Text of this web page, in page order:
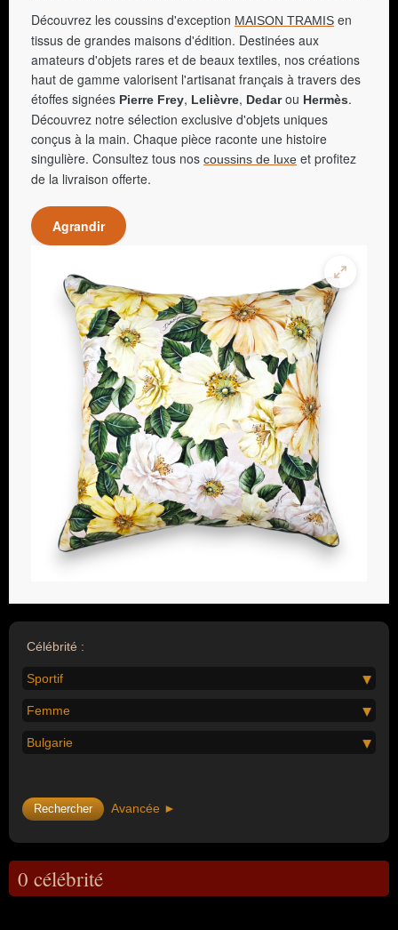
Découvrez les coussins d'exception MAISON TRAMIS en
tissus de grandes maisons d'édition. Destinées aux
amateurs d'objets rares et de beaux textiles, nos créations
haut de gamme valorisent l'artisanat français à travers des
étoffes signées Pierre Frey, Lelièvre, Dedarou Hermès.
Découvrez notre sélection exclusive d'objets uniques
conçus à la main. Chaque pièce raconte une histoire
singulière. Consultez tous nos coussins de luxe et profitez
de la livraison offerte.
Agrandir
Célébrité :
Sportif
Femme
Bulgarie
Avancée ►
0 célébrité